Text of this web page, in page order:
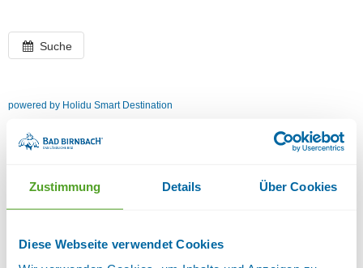
Zustimmung Details Über Cookies
Diese Webseite verwendet Cookies
Suche
powered by Holidu Smart Destination